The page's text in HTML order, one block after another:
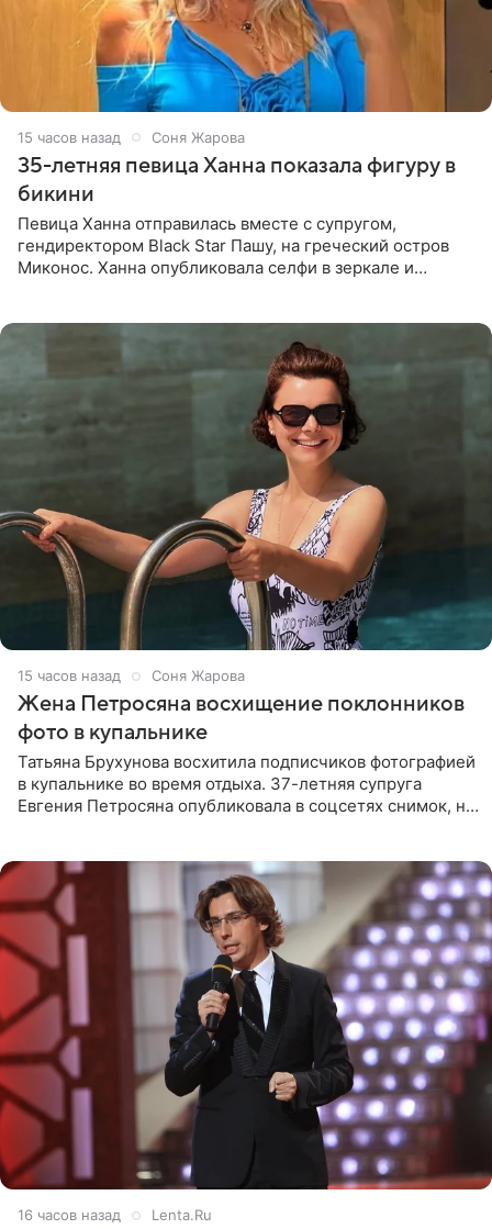
15 часов назад Соня Жарова
35-летняя певица Ханна показала фигуру в
бикини
Певица Ханна отправилась вместе с супругом,
гендиректором Black Star Пашу, на греческий остров
Миконос. Ханна опубликовала селфи в зеркале и
15 часов назад Соня Жарова
Жена Петросяна восхищение поклонников
фото в купальнике
Татьяна Брухунова восхитила подписчиков фотографией
в купальнике во время отдыха. 37-летняя супруга
Евгения Петросяна опубликовала в соцсетях снимок, на
16 часов назад Lenta.Ru